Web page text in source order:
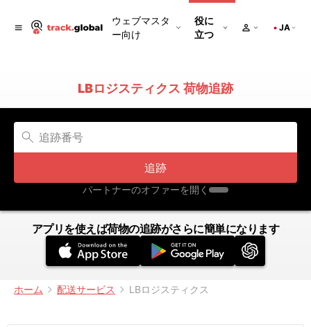
ウェブマスタ
ー向け
役に
立つ
JA
LBロジスティクス 荷物追跡
追跡
パートナーのオファーを開く
アプリを使えば荷物の追跡がさらに簡単になります
ホーム 配送サービス LBロジスティクス